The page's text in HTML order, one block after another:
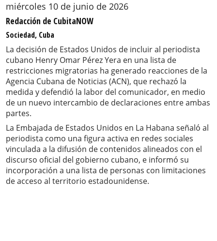
miércoles 10 de junio de 2026
Redacción de CubitaNOW
Sociedad, Cuba
La decisión de Estados Unidos de incluir al periodista
cubano Henry Omar Pérez Yera en una lista de
restricciones migratorias ha generado reacciones de la
Agencia Cubana de Noticias (ACN), que rechazó la
medida y defendió la labor del comunicador, en medio
de un nuevo intercambio de declaraciones entre ambas
partes.
La Embajada de Estados Unidos en La Habana señaló al
periodista como una figura activa en redes sociales
vinculada a la difusión de contenidos alineados con el
discurso oficial del gobierno cubano, e informó su
incorporación a una lista de personas con limitaciones
de acceso al territorio estadounidense.